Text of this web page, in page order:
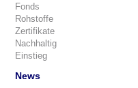
Fonds
Rohstoffe
Zertifikate
Nachhaltig
Einstieg
News